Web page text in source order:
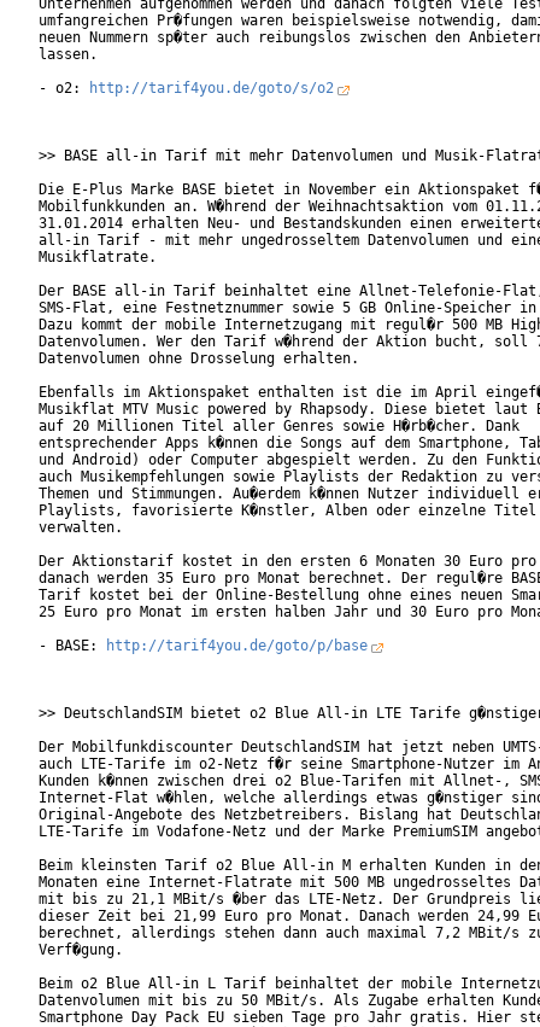
Unternehmen aufgenommen werden und danach folgten viele
umfangreichen Pr�fungen waren beispielsweise notwendig,
neuen Nummern sp�ter auch reibungslos zwischen den
lassen.
- o2:
http://tarif4you.de/goto/s/o2
>> BASE all-in Tarif mit mehr Datenvolumen und Musik-
Die E-Plus Marke BASE bietet in November ein Aktionspaket
Mobilfunkkunden an. W�hrend der Weihnachtsaktion vom
31.01.2014 erhalten Neu- und Bestandskunden einen
all-in Tarif - mit mehr ungedrosseltem Datenvolumen und
Musikflatrate.
Der BASE all-in Tarif beinhaltet eine Allnet-Telefonie-
SMS-Flat, eine Festnetznummer sowie 5 GB Online-Speicher in
Dazu kommt der mobile Internetzugang mit regul�r 500 MB
Datenvolumen. Wer den Tarif w�hrend der Aktion bucht, soll
Datenvolumen ohne Drosselung erhalten.
Ebenfalls im Aktionspaket enthalten ist die im April
Musikflat MTV Music powered by Rhapsody. Diese bietet laut
auf 20 Millionen Titel aller Genres sowie H�rb�cher. Dank
entsprechender Apps k�nnen die Songs auf dem Smartphone,
und Android) oder Computer abgespielt werden. Zu den
auch Musikempfehlungen sowie Playlists der Redaktion zu
Themen und Stimmungen. Au�erdem k�nnen Nutzer
Playlists, favorisierte K�nstler, Alben oder einzelne Titel
verwalten.
Der Aktionstarif kostet in den ersten 6 Monaten 30 Euro pro
danach werden 35 Euro pro Monat berechnet. Der regul�re
Tarif kostet bei der Online-Bestellung ohne eines neuen
25 Euro pro Monat im ersten halben Jahr und 30 Euro pro
- BASE:
http://tarif4you.de/goto/p/base
>> DeutschlandSIM bietet o2 Blue All-in LTE Tarife
Der Mobilfunkdiscounter DeutschlandSIM hat jetzt neben
auch LTE-Tarife im o2-Netz f�r seine Smartphone-Nutzer im
Kunden k�nnen zwischen drei o2 Blue-Tarifen mit Allnet-,
Internet-Flat w�hlen, welche allerdings etwas g�nstiger
Original-Angebote des Netzbetreibers. Bislang hat
LTE-Tarife im Vodafone-Netz und der Marke PremiumSIM
Beim kleinsten Tarif o2 Blue All-in M erhalten Kunden in
Monaten eine Internet-Flatrate mit 500 MB ungedrosseltes
mit bis zu 21,1 MBit/s �ber das LTE-Netz. Der Grundpreis
dieser Zeit bei 21,99 Euro pro Monat. Danach werden 24,99
berechnet, allerdings stehen dann auch maximal 7,2 MBit/s
Verf�gung.
Beim o2 Blue All-in L Tarif beinhaltet der mobile
Datenvolumen mit bis zu 50 MBit/s. Als Zugabe erhalten
Smartphone Day Pack EU sieben Tage pro Jahr gratis. Hier